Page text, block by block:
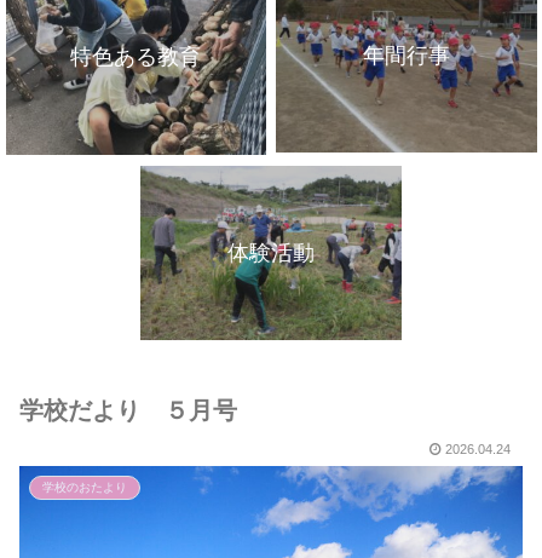
特色ある教育 年間行事
体験活動
学校だより ５月号
2026.04.24
学校のおたより